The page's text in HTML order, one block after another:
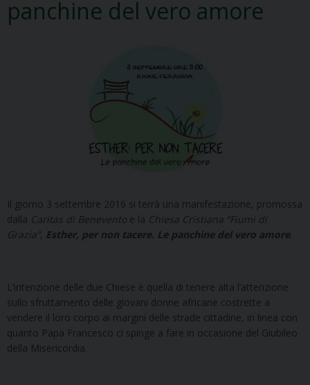
panchine del vero amore
Il giorno 3 settembre 2016 si terrà una manifestazione, promossa
dalla Caritas di Benevento e la Chiesa Cristiana “Fiumi di
Grazia”, Esther, per non tacere. Le panchine del vero amore.
L’intenzione delle due Chiese è quella di tenere alta l’attenzione
sullo sfruttamento delle giovani donne africane costrette a
vendere il loro corpo ai margini delle strade cittadine, in linea con
quanto Papa Francesco ci spinge a fare in occasione del Giubileo
della Misericordia.